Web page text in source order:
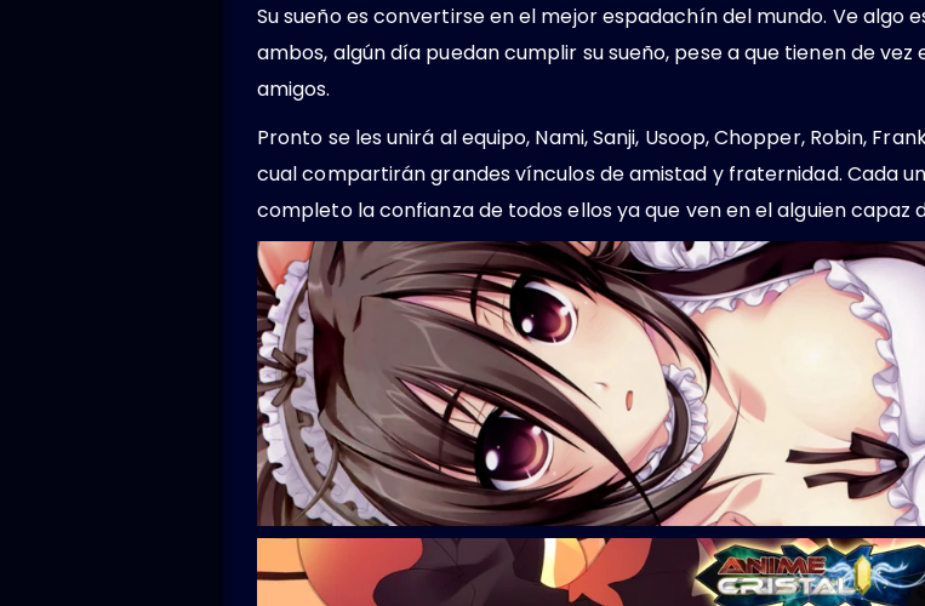
Su sueño es convertirse en el mejor espadachín del mundo. Ve algo
ambos, algún día puedan cumplir su sueño, pese a que tienen de
amigos.
Pronto se les unirá al equipo, Nami, Sanji, Usoop, Chopper, Robin,
cual compartirán grandes vínculos de amistad y fraternidad. Cada
completo la confianza de todos ellos ya que ven en el alguien capaz